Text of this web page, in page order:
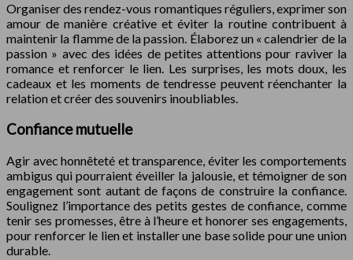
Organiser des rendez-vous romantiques réguliers, exprimer son
amour de manière créative et éviter la routine contribuent à
maintenir la flamme de la passion. Élaborez un « calendrier de la
passion » avec des idées de petites attentions pour raviver la
romance et renforcer le lien. Les surprises, les mots doux, les
cadeaux et les moments de tendresse peuvent réenchanter la
relation et créer des souvenirs inoubliables.
Confiance mutuelle
Agir avec honnêteté et transparence, éviter les comportements
ambigus qui pourraient éveiller la jalousie, et témoigner de son
engagement sont autant de façons de construire la confiance.
Soulignez l’importance des petits gestes de confiance, comme
tenir ses promesses, être à l’heure et honorer ses engagements,
pour renforcer le lien et installer une base solide pour une union
durable.